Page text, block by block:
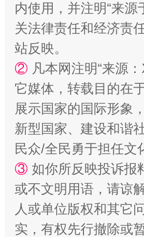
站台名比不上好声名
内使用，并注明“来
关法律责任和经济责
站反映。
② 凡本网注明“来源
它媒体，转载目的在
展示国家的国际形象
新型国家、建设和谐
民众/全民勇于担任文
③ 如你所反映投诉报
或不文明用语，请谅
人或单位版权和其它
实，有权先行撤除或